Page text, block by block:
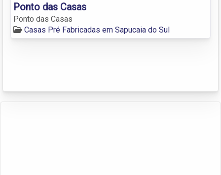
Ponto das Casas
Ponto das Casas
Casas Pré Fabricadas em Sapucaia do Sul